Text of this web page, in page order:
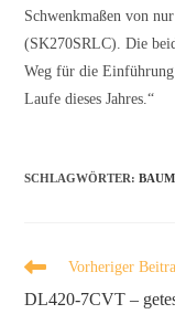
Schwenkmaßen von
(SK270SRLC). Die
Weg für die
Laufe dieses Jahres.“
SCHLAGWÖRTER:
Vorheriger
DL420-7CVT –